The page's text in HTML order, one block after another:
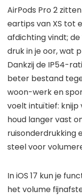
AirPods Pro 2
eartips van XS tot
afdichting vindt;
druk in je oor, wat
Dankzij de IP54-
beter bestand
woon-werk en
voelt intuïtief: knijp
houd langer vast
ruisonderdrukking
steel voor
In iOS 17 kun je
het volume